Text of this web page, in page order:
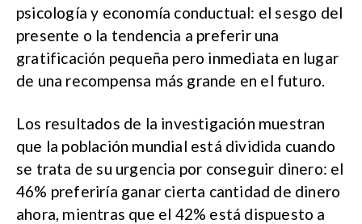
psicología y economía conductual: el sesgo del
presente o la tendencia a preferir una
gratificación pequeña pero inmediata en lugar
de una recompensa más grande en el futuro.
Los resultados de la investigación muestran
que la población mundial está dividida cuando
se trata de su urgencia por conseguir dinero: el
46% preferiría ganar cierta cantidad de dinero
ahora, mientras que el 42% está dispuesto a